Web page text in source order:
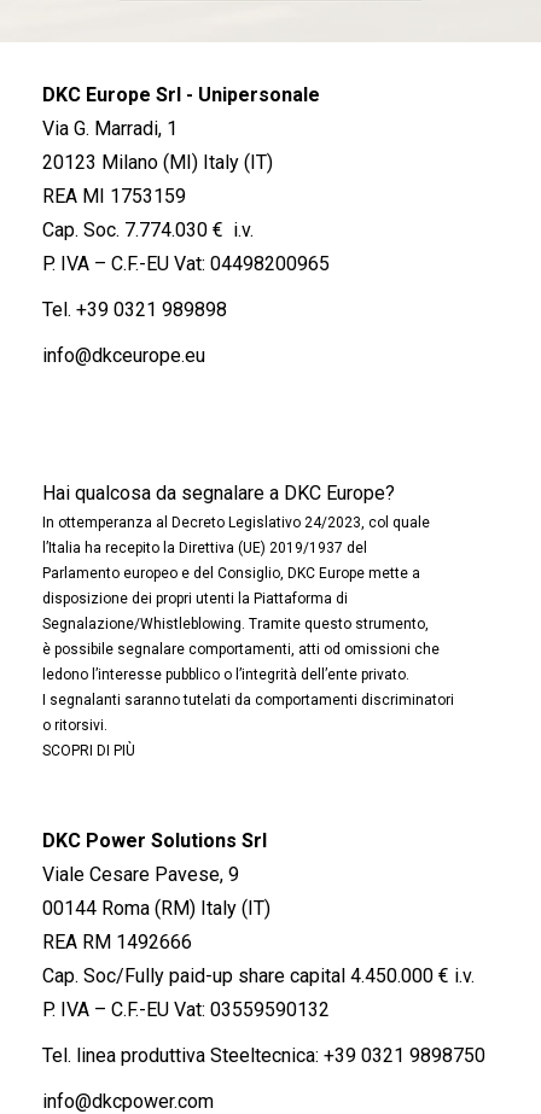
DKC Europe Srl - Unipersonale
Via G. Marradi, 1
20123 Milano (MI) Italy (IT)
REA MI 1753159
Cap. Soc. 7.774.030 € i.v.
P. IVA – C.F.-EU Vat: 04498200965
Tel. +39 0321 989898
info@dkceurope.eu
Hai qualcosa da segnalare a DKC Europe?
In ottemperanza al Decreto Legislativo 24/2023, col quale
l’Italia ha recepito la Direttiva (UE) 2019/1937 del
Parlamento europeo e del Consiglio, DKC Europe mette a
disposizione dei propri utenti la Piattaforma di
Segnalazione/Whistleblowing. Tramite questo strumento,
è possibile segnalare comportamenti, atti od omissioni che
ledono l’interesse pubblico o l’integrità dell’ente privato.
I segnalanti saranno tutelati da comportamenti discriminatori
o ritorsivi.
SCOPRI DI PIÙ
DKC Power Solutions Srl
Viale Cesare Pavese, 9
00144 Roma (RM) Italy (IT)
REA RM 1492666
Cap. Soc/Fully paid-up share capital 4.450.000 € i.v.
P. IVA – C.F.-EU Vat: 03559590132
Tel. linea produttiva Steeltecnica: +39 0321 9898750
info@dkcpower.com